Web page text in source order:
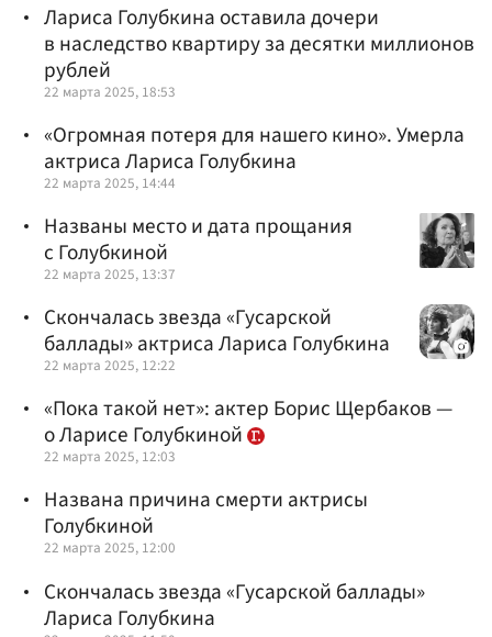
Лариса Голубкина оставила дочери
в наследство квартиру за десятки миллионов
рублей
22 марта 2025, 18:53
«Огромная потеря для нашего кино». Умерла
актриса Лариса Голубкина
22 марта 2025, 14:44
Названы место и дата прощания
с Голубкиной
22 марта 2025, 13:37
Скончалась звезда «Гусарской
баллады» актриса Лариса Голубкина
22 марта 2025, 12:22
«Пока такой нет»: актер Борис Щербаков —
о Ларисе Голубкиной
22 марта 2025, 12:03
Названа причина смерти актрисы
Голубкиной
22 марта 2025, 12:00
Скончалась звезда «Гусарской баллады»
Лариса Голубкина